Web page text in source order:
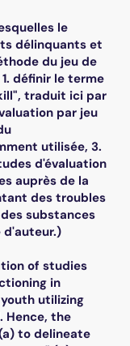
le
délinquants et
du jeu de
définir le terme
traduit ici par
par jeu
utilisée, 3.
d'évaluation
auprès de la
des troubles
substances
d'auteur.)
of studies
in
utilizing
Hence, the
to delineate